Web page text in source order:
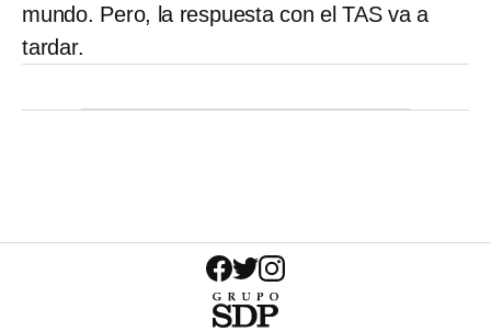
mundo. Pero, la respuesta con el TAS va a
tardar.